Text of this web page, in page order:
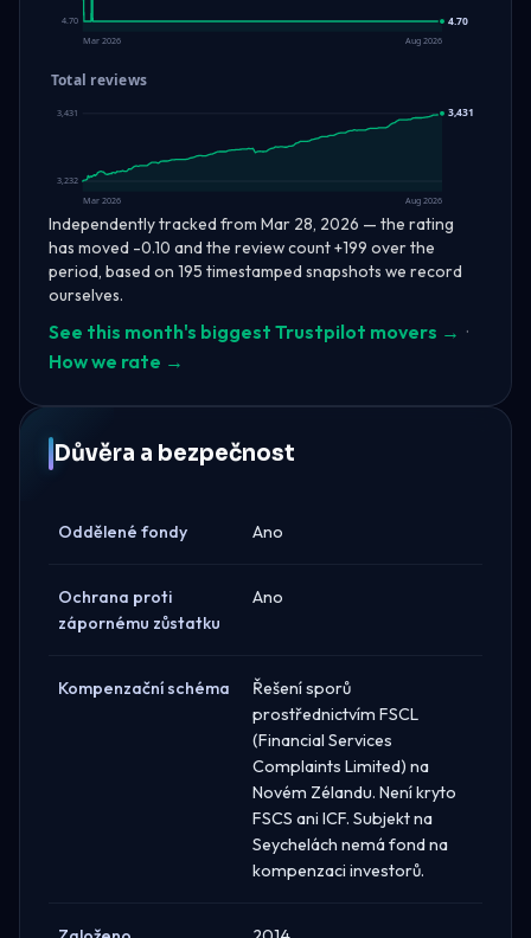
4.70 4.70
Mar 2026 Aug 2026
Total reviews
3,431
3,232
3,431
Mar 2026 Aug 2026
Independently tracked from Mar 28, 2026 — the rating
has moved -0.10 and the review count +199 over the
period, based on 195 timestamped snapshots we record
ourselves.
See this month's biggest Trustpilot movers → ·
How we rate →
Důvěra a bezpečnost
Oddělené fondy Ano
Ochrana proti
zápornému zůstatku
Ano
Kompenzační schéma
Řešení sporů
prostřednictvím FSCL
(Financial Services
Complaints Limited) na
Novém Zélandu. Není kryto
FSCS ani ICF. Subjekt na
Seychelách nemá fond na
kompenzaci investorů.